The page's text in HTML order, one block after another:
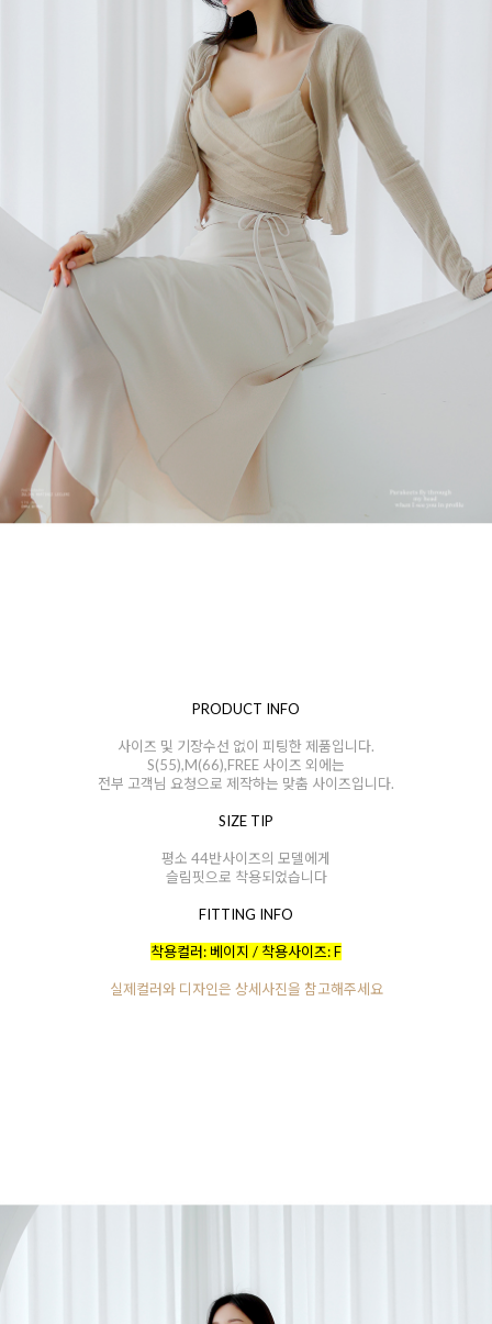
PRODUCT INFO
사이즈 및 기장수선 없이 피팅한 제품입니다.
S(55),M(66),FREE 사이즈 외에는
전부 고객님 요청으로 제작하는 맞춤 사이즈입니다.
SIZE TIP
평소 44반사이즈의 모델에게
슬림핏으로 착용되었습니다
FITTING INFO
착용컬러: 베이지 / 착용사이즈: F
실제컬러와 디자인은 상세사진을 참고해주세요